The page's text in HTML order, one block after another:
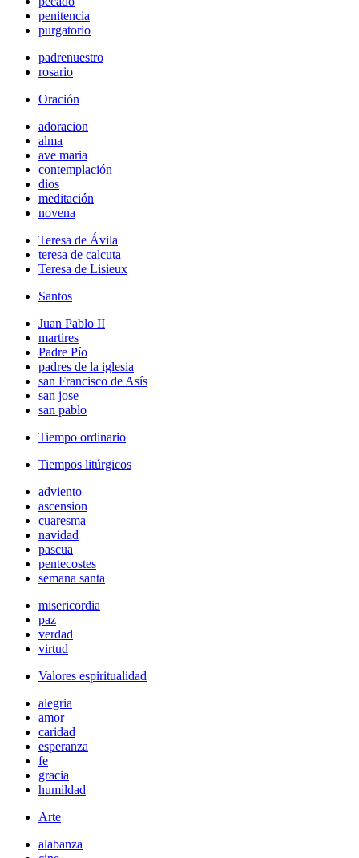
penitencia
purgatorio
padrenuestro
rosario
Oración
adoracion
alma
ave maria
contemplación
dios
meditación
novena
Teresa de Ávila
teresa de calcuta
Teresa de Lisieux
Santos
Juan Pablo II
martires
Padre Pío
padres de la iglesia
san Francisco de Asís
san jose
san pablo
Tiempo ordinario
Tiempos litúrgicos
adviento
ascension
cuaresma
navidad
pascua
pentecostes
semana santa
misericordia
paz
verdad
virtud
Valores espiritualidad
alegria
amor
caridad
esperanza
fe
gracia
humildad
Arte
alabanza